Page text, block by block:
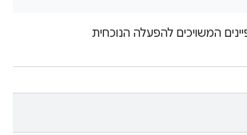
המשויכים להפעלה הנוכחית